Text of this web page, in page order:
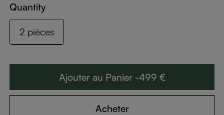
Quantity
2 pièces
Ajouter au Panier -499 €
Acheter